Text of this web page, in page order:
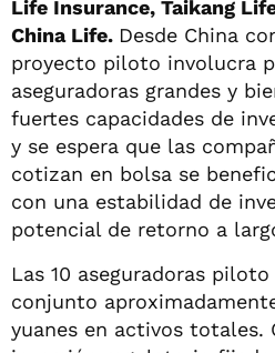
Life Insurance, Taikang
China Life. Desde China
proyecto piloto involucra
aseguradoras grandes y
fuertes capacidades de
y se espera que las
cotizan en bolsa se
con una estabilidad de
potencial de retorno a
Las 10 aseguradoras
conjunto
yuanes en activos totales.